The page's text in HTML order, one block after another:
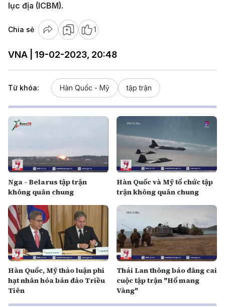
lục địa (ICBM).
Chia sẻ 1
VNA | 19-02-2023, 20:48
Từ khóa: Hàn Quốc - Mỹ tập trận
Nga - Belarus tập trận
không quân chung
Hàn Quốc và Mỹ tổ chức tập
trận không quân chung
Hàn Quốc, Mỹ thảo luận phi
hạt nhân hóa bán đảo Triều
Tiên
Thái Lan thông báo đăng cai
cuộc tập trận "Hổ mang
Vàng"